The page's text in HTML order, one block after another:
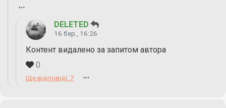
DELETED
16 бер., 16:26
Контент видалено за запитом автора
0
Ще відповіді: 7